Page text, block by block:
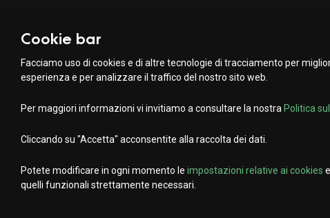
info@organica.agency
+41 91 922 69 05
Social Media
Cookie bar
Facciamo uso di cookies e di altre tecnologie di tracciamento per
esperienza e per analizzare il traffico del nostro sito web.
Per maggiori informazioni vi invitiamo a consultare la nostra Politica
Cliccando su "Accetta" acconsentite alla raccolta dei dati.
Potete modificare in ogni momento le impostazioni relative ai cookies
quelli funzionali strettamente necessari.